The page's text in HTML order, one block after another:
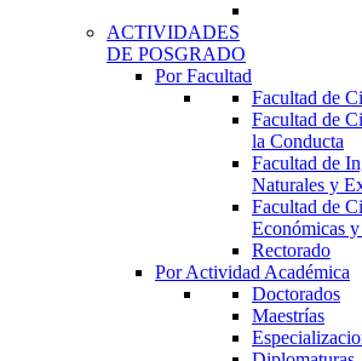
ACTIVIDADES
DE POSGRADO
Por Facultad
Facultad de
Facultad de
la Conducta
Facultad de
Naturales y
Facultad de
Económicas
Rectorado
Por Actividad Académica
Doctorados
Maestrías